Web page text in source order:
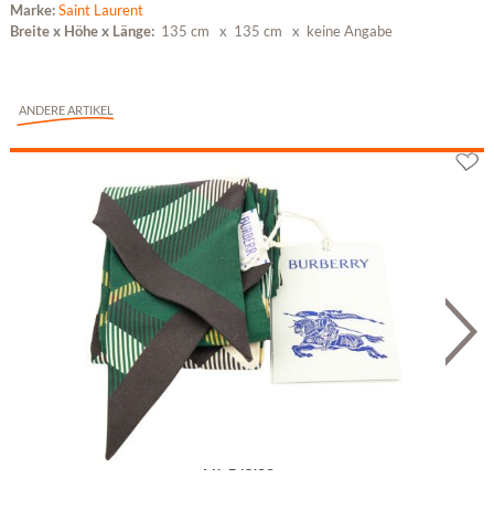
Marke:Saint Laurent
Breite x Höhe x Länge: 135 cm x 135 cm x keine Angabe
ANDERE ARTIKEL